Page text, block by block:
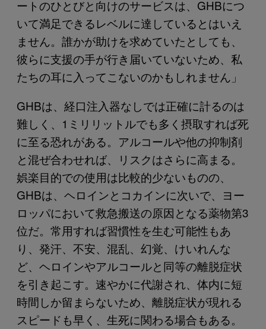
ートのひとびと向けのサービスは、GHBにつ
いて満足できるレベルに達しているとはいえ
ません。誰かが助けを求めていたとしても、
彼らに支援の手が行き届いていないため、私
たちの耳に入ってこないのかもしれません」
GHBは、経口注入器なしでは正確に計るのは
難しく、1ミリリットルでも多く摂取すれば死
に至る恐れがある。アルコールや他の抑制剤
と混ぜ合わせれば、リスクはさらに高まる。
娯楽目的での使用は比較的少ないものの、
GHBは、ヘロインとコカインに次いで、ヨー
ロッパにおいて救急搬送の原因となる薬物第3
位だ。常用すれば習慣性を生む可能性もあ
り、発汗、不安、混乱、幻覚、けいれんな
ど、ヘロインやアルコールと同等の離脱症状
を引き起こす。速やかに代謝され、体内に短
時間しか留まらないため、離脱症状が現れる
スピードも早く、生死に関わる場合もある。